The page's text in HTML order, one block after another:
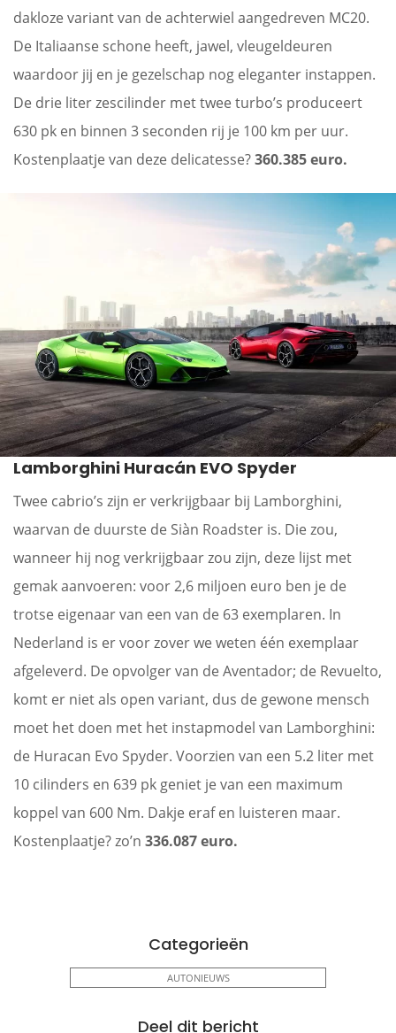
dakloze variant van de achterwiel aangedreven MC20.
De Italiaanse schone heeft, jawel, vleugeldeuren
waardoor jij en je gezelschap nog eleganter instappen.
De drie liter zescilinder met twee turbo’s produceert
630 pk en binnen 3 seconden rij je 100 km per uur.
Kostenplaatje van deze delicatesse?360.385 euro.
Lamborghini Huracán EVO Spyder
Twee cabrio’s zijn er verkrijgbaar bij Lamborghini,
waarvan de duurste de Siàn Roadster is. Die zou,
wanneer hij nog verkrijgbaar zou zijn, deze lijst met
gemak aanvoeren: voor 2,6 miljoen euro ben je de
trotse eigenaar van een van de 63 exemplaren. In
Nederland is er voor zover we weten één exemplaar
afgeleverd. De opvolger van de Aventador; de Revuelto,
komt er niet als open variant, dus de gewone mensch
moet het doen met het instapmodel van Lamborghini:
de Huracan Evo Spyder. Voorzien van een 5.2 liter met
10 cilinders en 639 pk geniet je van een maximum
koppel van 600 Nm. Dakje eraf en luisteren maar.
Kostenplaatje? zo’n 336.087 euro.
Categorieën
AUTONIEUWS
Deel dit bericht